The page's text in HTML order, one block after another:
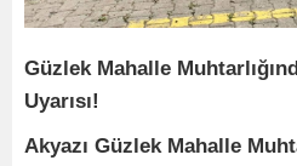
Güzlek Mahalle
Uyarısı!
Akyazı Güzlek Mahalle